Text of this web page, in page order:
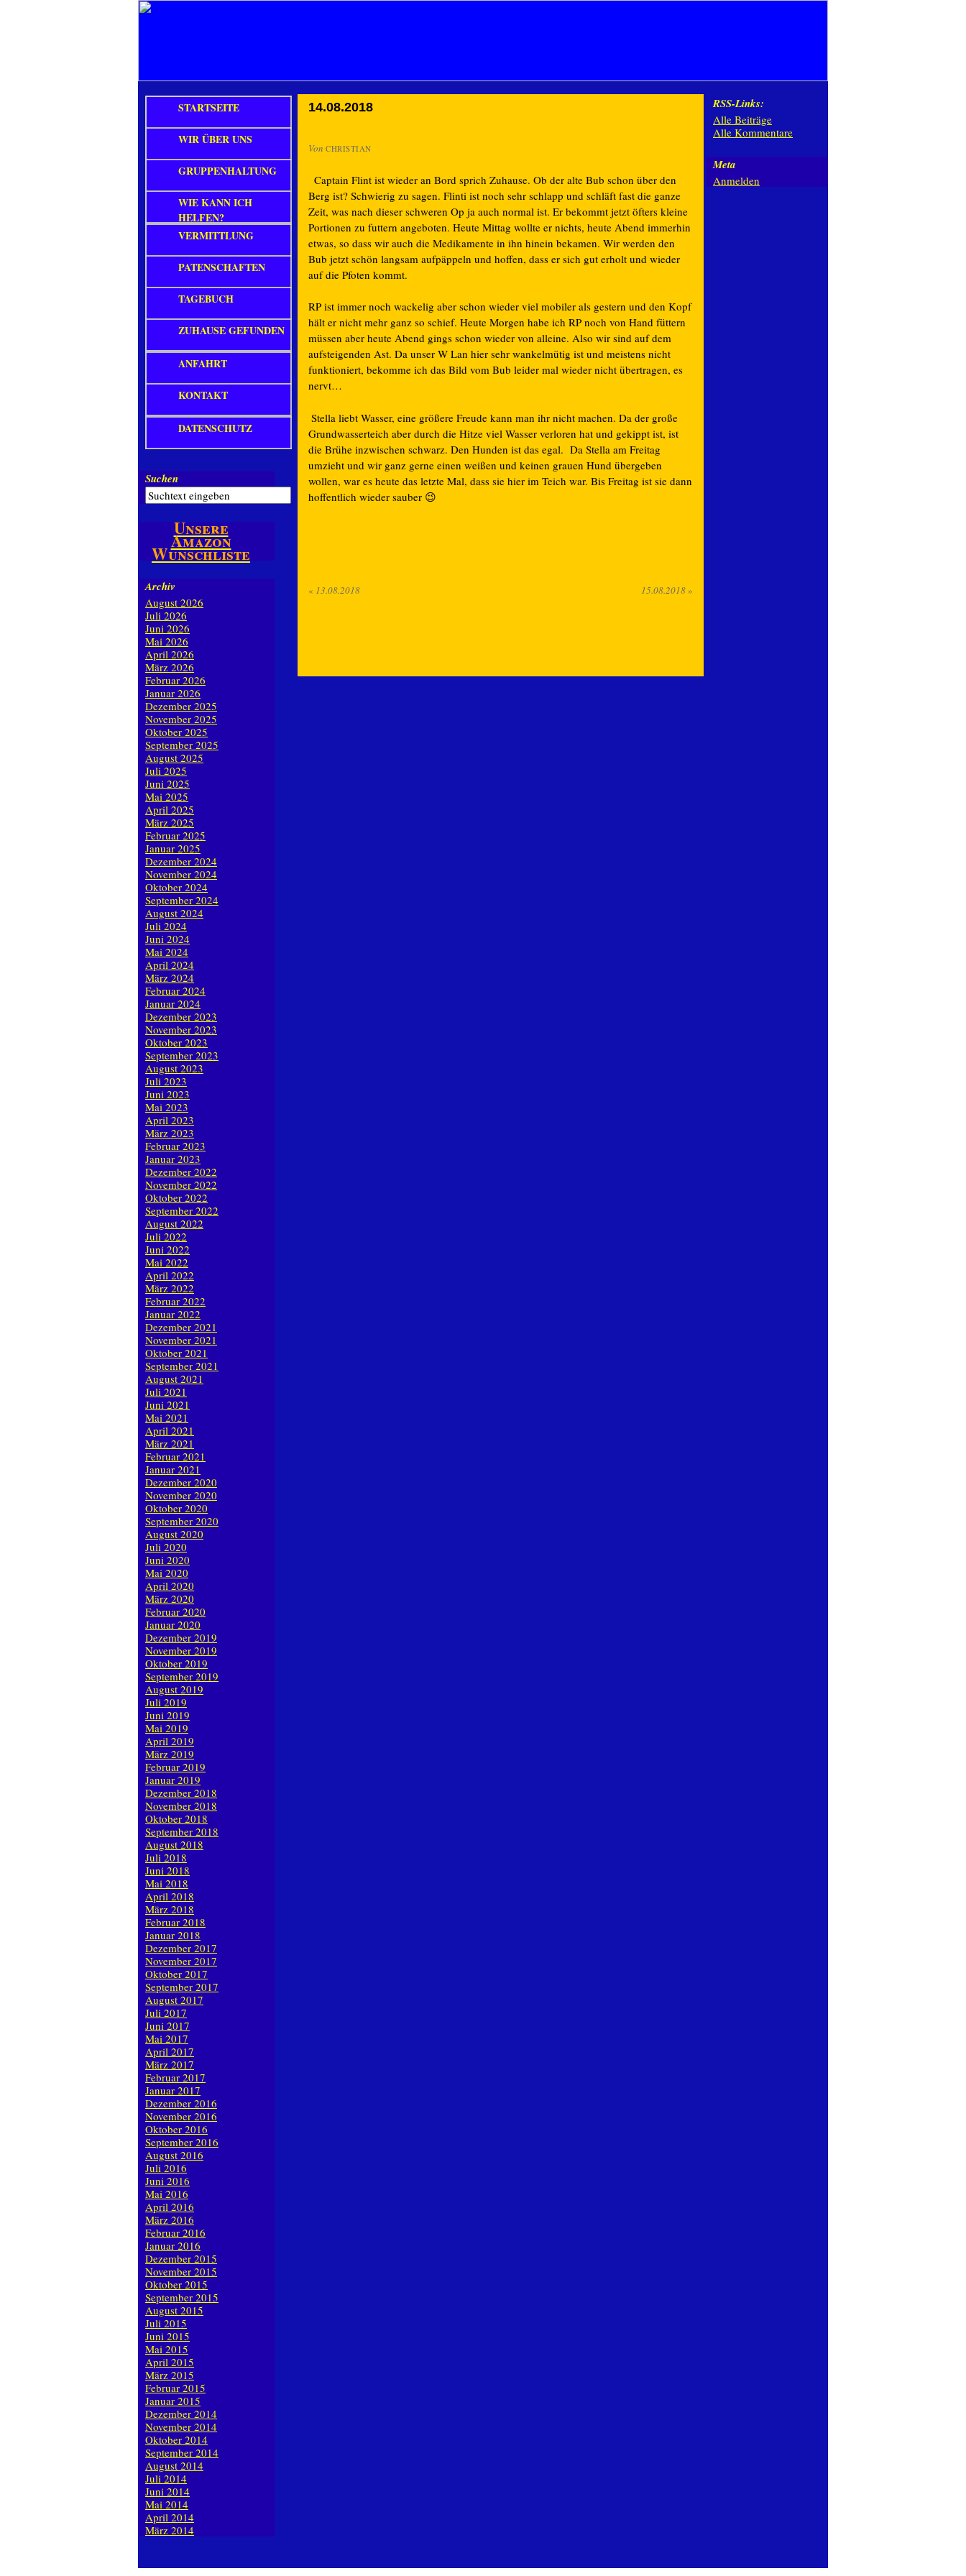
14.08.2018
Von CHRISTIAN
Captain Flint ist wieder an Bord sprich Zuhause. Ob der alte Bub schon über den
Berg ist? Schwierig zu sagen. Flinti ist noch sehr schlapp und schläft fast die ganze
Zeit, was nach dieser schweren Op ja auch normal ist. Er bekommt jetzt öfters kleine
Portionen zu futtern angeboten. Heute Mittag wollte er nichts, heute Abend immerhin
etwas, so dass wir auch die Medikamente in ihn hinein bekamen. Wir werden den
Bub jetzt schön langsam aufpäppeln und hoffen, dass er sich gut erholt und wieder
auf die Pfoten kommt.
RP ist immer noch wackelig aber schon wieder viel mobiler als gestern und den Kopf
hält er nicht mehr ganz so schief. Heute Morgen habe ich RP noch von Hand füttern
müssen aber heute Abend gings schon wieder von alleine. Also wir sind auf dem
aufsteigenden Ast. Da unser W Lan hier sehr wankelmütig ist und meistens nicht
funktioniert, bekomme ich das Bild vom Bub leider mal wieder nicht übertragen, es
nervt…
Stella liebt Wasser, eine größere Freude kann man ihr nicht machen. Da der große
Grundwasserteich aber durch die Hitze viel Wasser verloren hat und gekippt ist, ist
die Brühe inzwischen schwarz. Den Hunden ist das egal. Da Stella am Freitag
umzieht und wir ganz gerne einen weißen und keinen grauen Hund übergeben
wollen, war es heute das letzte Mal, dass sie hier im Teich war. Bis Freitag ist sie dann
hoffentlich wieder sauber 😉
« 13.08.2018 15.08.2018»
STARTSEITE
WIR ÜBER UNS
GRUPPENHALTUNG
WIE KANN ICH
HELFEN?
VERMITTLUNG
PATENSCHAFTEN
TAGEBUCH
ZUHAUSE GEFUNDEN
ANFAHRT
KONTAKT
DATENSCHUTZ
Suchen
Unsere
Amazon
Wunschliste
Archiv
August 2026
Juli 2026
Juni 2026
Mai 2026
April 2026
März 2026
Februar 2026
Januar 2026
Dezember 2025
November 2025
Oktober 2025
September 2025
August 2025
Juli 2025
Juni 2025
Mai 2025
April 2025
März 2025
Februar 2025
Januar 2025
Dezember 2024
November 2024
Oktober 2024
September 2024
August 2024
Juli 2024
Juni 2024
Mai 2024
April 2024
März 2024
Februar 2024
Januar 2024
Dezember 2023
November 2023
Oktober 2023
September 2023
August 2023
Juli 2023
Juni 2023
Mai 2023
April 2023
März 2023
Februar 2023
Januar 2023
Dezember 2022
November 2022
Oktober 2022
September 2022
August 2022
Juli 2022
Juni 2022
Mai 2022
April 2022
März 2022
Februar 2022
Januar 2022
Dezember 2021
November 2021
Oktober 2021
September 2021
August 2021
Juli 2021
Juni 2021
Mai 2021
April 2021
März 2021
Februar 2021
Januar 2021
Dezember 2020
November 2020
Oktober 2020
September 2020
August 2020
Juli 2020
Juni 2020
Mai 2020
April 2020
März 2020
Februar 2020
Januar 2020
Dezember 2019
November 2019
Oktober 2019
September 2019
August 2019
Juli 2019
Juni 2019
Mai 2019
April 2019
März 2019
Februar 2019
Januar 2019
Dezember 2018
November 2018
Oktober 2018
September 2018
August 2018
Juli 2018
Juni 2018
Mai 2018
April 2018
März 2018
Februar 2018
Januar 2018
Dezember 2017
November 2017
Oktober 2017
September 2017
August 2017
Juli 2017
Juni 2017
Mai 2017
April 2017
März 2017
Februar 2017
Januar 2017
Dezember 2016
November 2016
Oktober 2016
September 2016
August 2016
Juli 2016
Juni 2016
Mai 2016
April 2016
März 2016
Februar 2016
Januar 2016
Dezember 2015
November 2015
Oktober 2015
September 2015
August 2015
Juli 2015
Juni 2015
Mai 2015
April 2015
März 2015
Februar 2015
Januar 2015
Dezember 2014
November 2014
Oktober 2014
September 2014
August 2014
Juli 2014
Juni 2014
Mai 2014
April 2014
März 2014
RSS-Links:
Alle Beiträge
Alle Kommentare
Meta
Anmelden